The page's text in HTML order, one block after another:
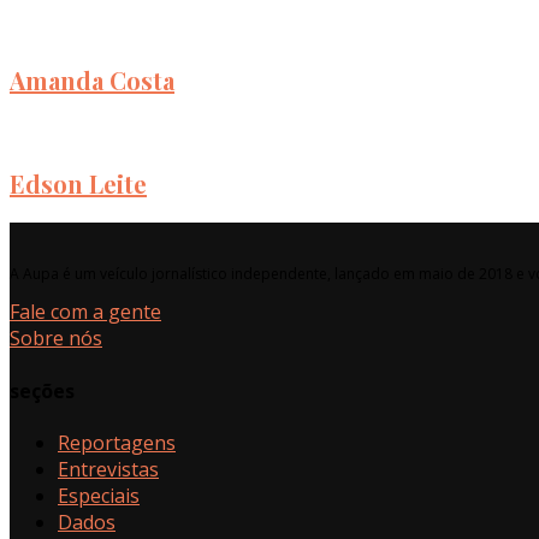
Amanda Costa
Edson Leite
Fale com a gente
Sobre nós
Reportagens
Entrevistas
Especiais
Dados